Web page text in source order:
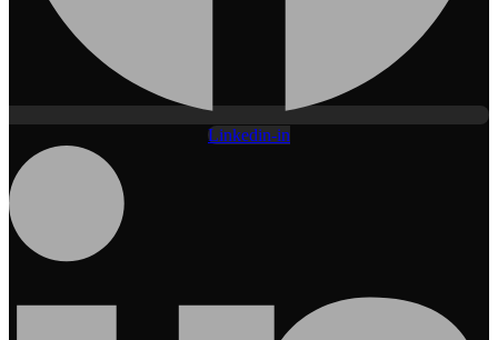
Linkedin-in